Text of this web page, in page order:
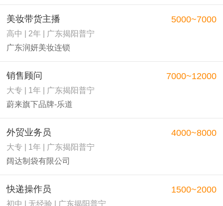
美妆带货主播
高中 | 2年 | 广东揭阳普宁
广东润妍美妆连锁
5000~7000
销售顾问
大专 | 1年 | 广东揭阳普宁
蔚来旗下品牌-乐道
7000~12000
外贸业务员
大专 | 1年 | 广东揭阳普宁
阔达制袋有限公司
4000~8000
快递操作员
初中 | 无经验 | 广东揭阳普宁
1500~2000